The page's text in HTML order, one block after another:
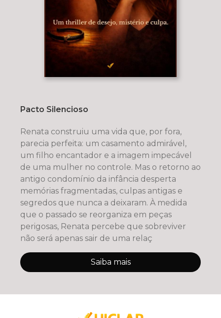
Pacto Silencioso
Renata construiu uma vida que, por fora,
parecia perfeita: um casamento admirável,
um filho encantador e a imagem impecável
de uma mulher no controle. Mas o retorno ao
antigo condomínio da infância desperta
memórias fragmentadas, culpas antigas e
segredos que nunca a deixaram. À medida
que o passado se reorganiza em peças
perigosas, Renata percebe que sobreviver
não será apenas sair de uma relaç
Saiba mais